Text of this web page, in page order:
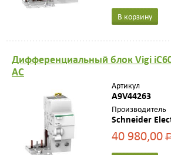
В корзину
Дифференциальный блок Vigi
AC
Артикул
A9V44263
Производитель
Schneider
40 980,00